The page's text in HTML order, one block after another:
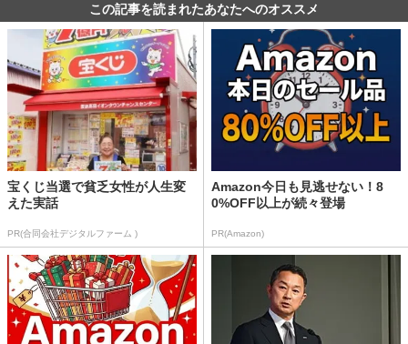
この記事を読まれたあなたへのオススメ
宝くじ当選で貧乏女性が人生変
えた実話
PR(合同会社デジタルファーム )
Amazon今日も見逃せない！8
0%OFF以上が続々登場
PR(Amazon)